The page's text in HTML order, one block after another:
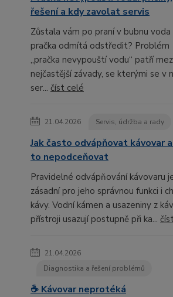
řešení a kdy zavolat servis
Zůstala vám po praní v bubnu voda
pračka odmítá odstředit? Problém
„pračka nevypouští vodu“ patří
nejčastější závady, se kterými se v
ser... číst celé
21.04.2026 Servis, údržba a rady
Jak často odvápňovat kávovar
to nepodceňovat
Pravidelné odvápňování kávovaru
zásadní pro jeho správnou funkci i
kávy. Vodní kámen a usazeniny z
přístroji usazují postupně při ka...
21.04.2026
Diagnostika a řešení problémů
☕ Kávovar neprotéká